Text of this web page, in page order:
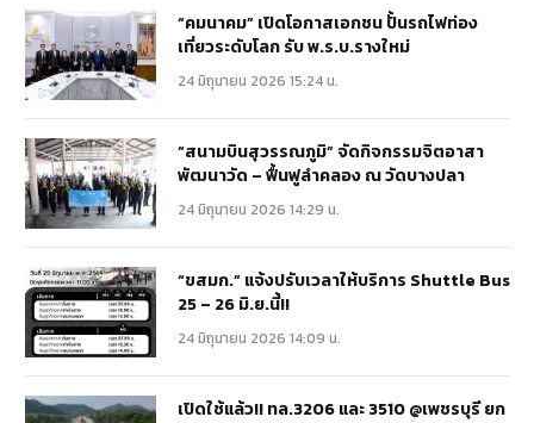
“คมนาคม” เปิดโอกาสเอกชน ปั้นรถไฟท่อง
เที่ยวระดับโลก รับ พ.ร.บ.รางใหม่
24 มิถุนายน 2026 15:24 น.
“สนามบินสุวรรณภูมิ” จัดกิจกรรมจิตอาสา
พัฒนาวัด – ฟื้นฟูลำคลอง ณ วัดบางปลา
24 มิถุนายน 2026 14:29 น.
“ขสมก.” แจ้งปรับเวลาให้บริการ Shuttle Bus
25 – 26 มิ.ย.นี้!!
24 มิถุนายน 2026 14:09 น.
เปิดใช้แล้ว!! ทล.3206 และ 3510 @เพชรบุรี ยก